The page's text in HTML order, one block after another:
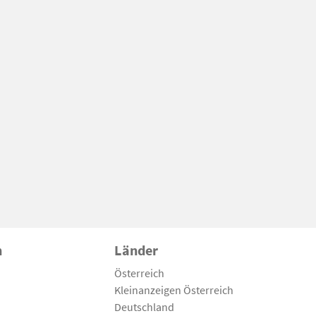
Länder
Österreich
Kleinanzeigen Österreich
Deutschland